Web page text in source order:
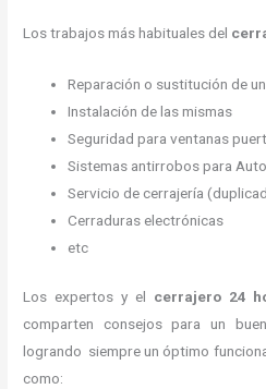
Los trabajos más habituales del
Reparación o sustitución de
Instalación de las mismas
Seguridad para ventanas
Sistemas antirrobos para
Servicio de cerrajería
Cerraduras electrónicas
etc
Los expertos y el cerrajero 24
comparten consejos para un
logrando siempre un óptimo
como: